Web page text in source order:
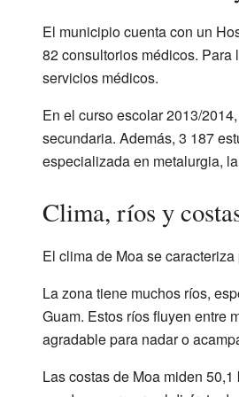
El municipio cuenta con un
82 consultorios médicos.
servicios médicos.
En el curso escolar 2013/
secundaria. Además, 3 187
especializada en metalurgia,
Clima, ríos y
El clima de Moa se
La zona tiene muchos ríos,
Guam. Estos ríos fluyen entre
agradable para nadar o
Las costas de Moa miden